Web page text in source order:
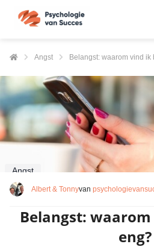
Angst Belangst: waarom vind ik
Angst
Albert & Tonnyvan
Belangst:
eng?